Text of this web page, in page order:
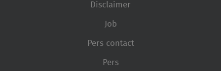
Disclaimer
Job
Pers contact
Pers